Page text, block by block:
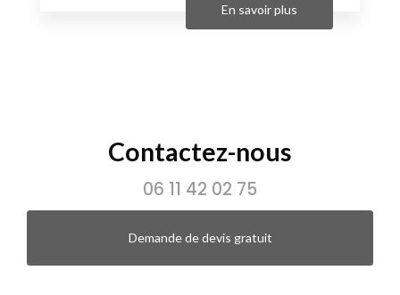
En savoir plus
Contactez-nous
06 11 42 02 75
Demande de devis gratuit